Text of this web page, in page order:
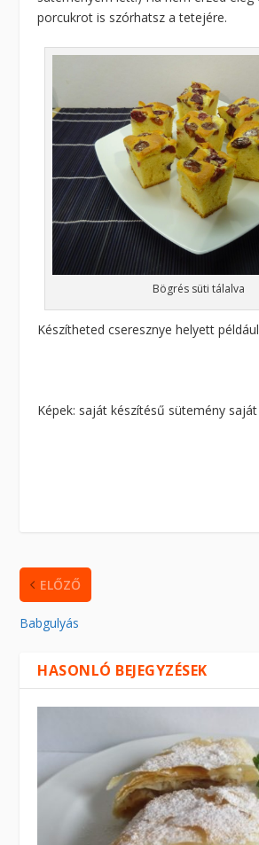
porcukrot is szórhatsz a tetejére.
Bögrés süti tálalva
Készítheted cseresznye helyett
Képek: saját készítésű sütemény
ELŐZŐ
Babgulyás
HASONLÓ BEJEGYZÉSEK